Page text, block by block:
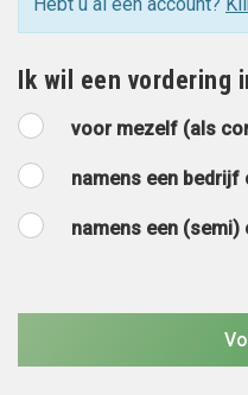
Ik wil een vordering
voor mezelf (als
namens een
namens een